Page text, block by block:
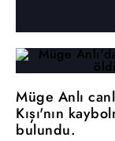
Müge Anlı
Kışı'nın
bulundu.